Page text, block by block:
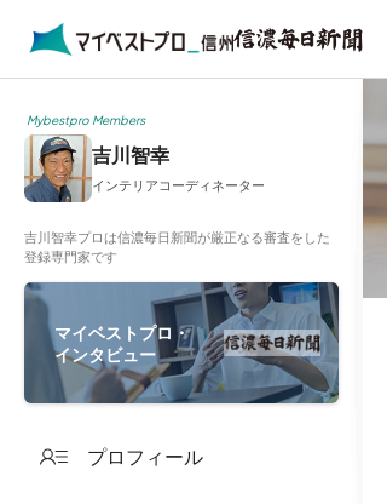
Mybestpro Members
吉川智幸
インテリアコーディネーター
吉川智幸プロは信濃毎日新聞が厳正なる審査をした
登録専門家です
マイベストプロ・
インタビュー
プロフィール